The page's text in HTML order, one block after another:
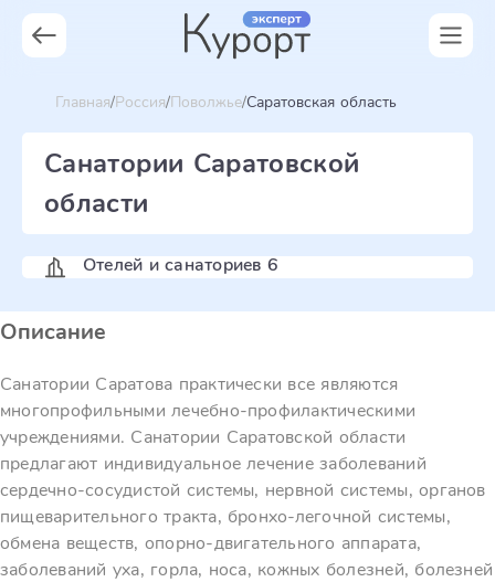
Главная Россия Поволжье Саратовская область
Санатории Саратовской
области
Отелей и санаториев 6
Описание
Санатории Саратова практически все являются
многопрофильными лечебно-профилактическими
учреждениями. Санатории Саратовской области
предлагают индивидуальное лечение заболеваний
сердечно-сосудистой системы, нервной системы, органов
пищеварительного тракта, бронхо-легочной системы,
обмена веществ, опорно-двигательного аппарата,
заболеваний уха, горла, носа, кожных болезней, болезней